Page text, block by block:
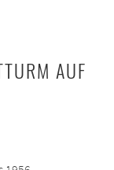
AUF